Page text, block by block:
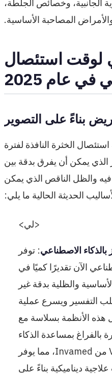
الجانبية، وخصائص الجلطة،
المصاحبة الأساسية.
لوقت استئصال
عام 2025
بناءً على التصوير
الخثرة النافذة لفترة
الذي يمكن أن يفرق بدقة بين
والظل الناقص الذي يمكن
الحديثة الحالية ما يلي:
<لي>
بالذكاء الاصطناعي: توفر
الآن تقديرًا كميًا في
والظلية بدقة غير
التفسير ويسرع عملية
هذه الأنظمة بسلاسة مع
بالفراغ بمساعدة الذكاء
الاصطناعي VascuVac من Invamed، مما يوفر
ديناميكية بناءً على